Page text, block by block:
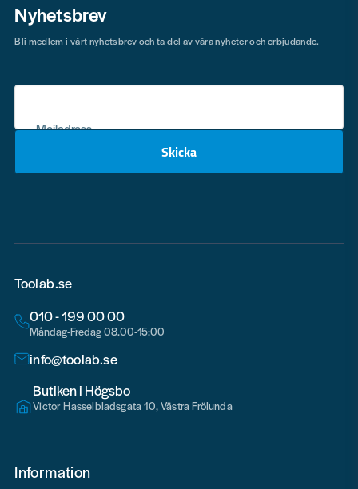
Nyhetsbrev
Mejladress
Skicka
Bli medlem i vårt nyhetsbrev och ta del av våra nyheter och erbjudande.
Toolab.se
010 - 199 00 00
Måndag-Fredag 08.00-15:00
info@toolab.se
Butiken i Högsbo
Victor Hasselbladsgata 10, Västra Frölunda
Information